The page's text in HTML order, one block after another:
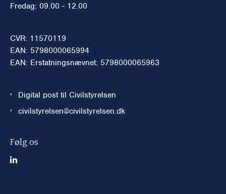
Fredag: 09.00 - 12.00
CVR: 11570119
EAN: 5798000065994
EAN: Erstatningsnævnet: 5798000065963
Digital post til Civilstyrelsen
civilstyrelsen@civilstyrelsen.dk
Følg os